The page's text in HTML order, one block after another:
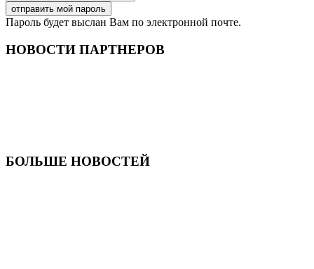
Пароль будет выслан Вам по электронной почте.
НОВОСТИ ПАРТНЕРОВ
БОЛЬШЕ НОВОСТЕЙ